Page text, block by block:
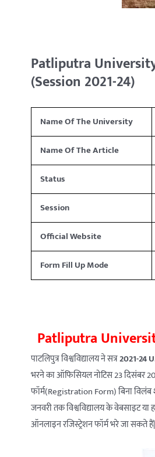
Patliputra
(Session 2021-24)
Name Of The University
Name Of The Article
Status
Session
Official Website
Form Fill Up Mode
Patliputra
पाटलिपुत्र विश्वविद्यालय ने सत्र2021-24
भरने का ऑफिसियल नोटिस 23 दिसंबर
फॉर्म(Registration Form) बिना
जनवरी तक विश्वविद्यालय के वेबसाइट या
ऑनलाइन रजिस्ट्रेशन फॉर्म भरे जा सकते हैं|